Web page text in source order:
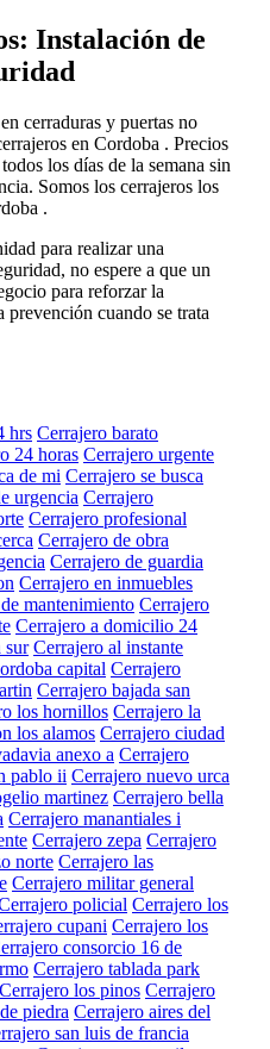
Instalación de
cerraduras y puertas no
en Cordoba . Precios
los días de la semana sin
Somos los cerrajeros los
.
para realizar una
no espere a que un
para reforzar la
prevención cuando se trata
hrs Cerrajero barato
24 horas Cerrajero urgente
de mi Cerrajero se busca
urgencia Cerrajero
Cerrajero profesional
Cerrajero de obra
Cerrajero de guardia
Cerrajero en inmuebles
mantenimiento Cerrajero
Cerrajero a domicilio 24
sur Cerrajero al instante
capital Cerrajero
Cerrajero bajada san
los hornillos Cerrajero la
los alamos Cerrajero ciudad
anexo a Cerrajero
pablo ii Cerrajero nuevo urca
martinez Cerrajero bella
Cerrajero manantiales i
Cerrajero zepa Cerrajero
norte Cerrajero las
Cerrajero militar general
policial Cerrajero los
cupani Cerrajero los
consorcio 16 de
Cerrajero tablada park
Cerrajero los pinos Cerrajero
piedra Cerrajero aires del
san luis de francia